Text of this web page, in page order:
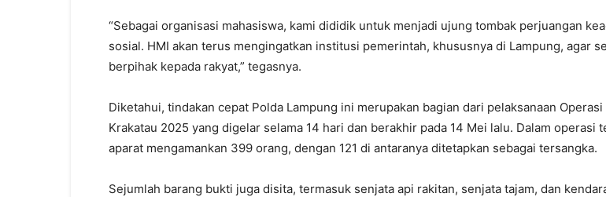
“Sebagai organisasi mahasiswa, kami dididik untuk menjadi ujung tombak perjuangan
sosial. HMI akan terus mengingatkan institusi pemerintah, khususnya di Lampung, agar
berpihak kepada rakyat,” tegasnya.
Diketahui, tindakan cepat Polda Lampung ini merupakan bagian dari pelaksanaan Operasi
Krakatau 2025 yang digelar selama 14 hari dan berakhir pada 14 Mei lalu. Dalam operasi
aparat mengamankan 399 orang, dengan 121 di antaranya ditetapkan sebagai tersangka.
Sejumlah barang bukti juga disita, termasuk senjata api rakitan, senjata tajam, dan